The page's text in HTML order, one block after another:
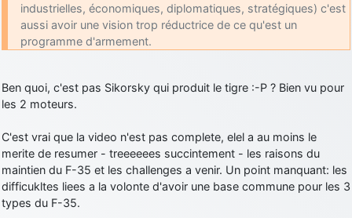
industrielles, économiques, diplomatiques, stratégiques) c'est
aussi avoir une vision trop réductrice de ce qu'est un
programme d'armement.
Ben quoi, c'est pas Sikorsky qui produit le tigre :-P ? Bien vu pour
les 2 moteurs.
C'est vrai que la video n'est pas complete, elel a au moins le
merite de resumer - treeeeees succintement - les raisons du
maintien du F-35 et les challenges a venir. Un point manquant: les
difficukltes liees a la volonte d'avoir une base commune pour les 3
types du F-35.